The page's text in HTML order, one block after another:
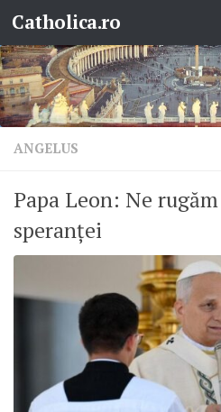
Skip to content
Catholica.ro
ANGELUS
Papa Leon: Ne
speranței